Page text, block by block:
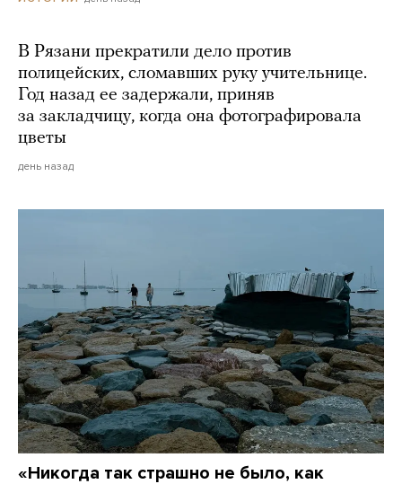
В Рязани прекратили дело против
полицейских, сломавших руку учительнице.
Год назад ее задержали, приняв
за закладчицу, когда она фотографировала
цветы
день назад
«Никогда так страшно не было, как